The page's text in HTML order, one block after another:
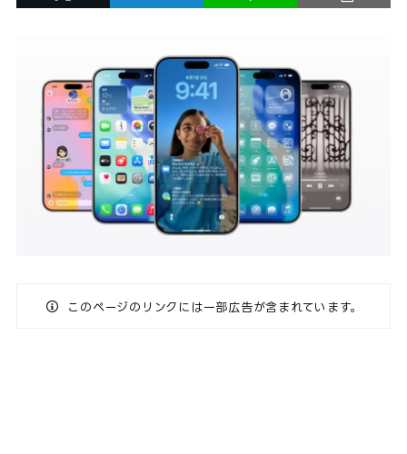
このページのリンクには一部広告が含まれています。